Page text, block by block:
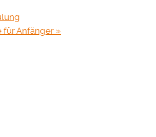
für Anfänger »